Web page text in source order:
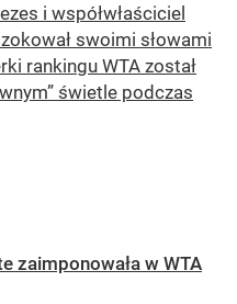
i współwłaściciel
swoimi słowami
rankingu WTA został
świetle podczas
zaimponowała w WTA